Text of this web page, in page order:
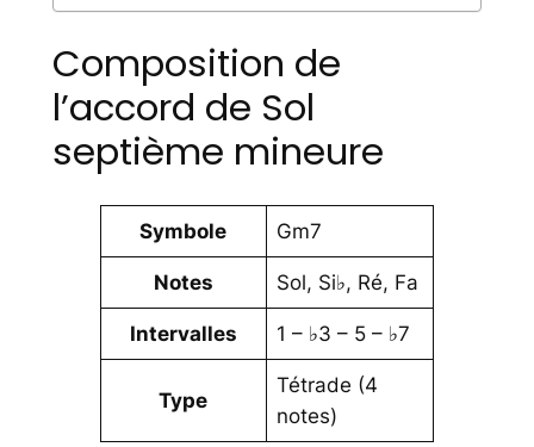
Composition de
l’accord de Sol
septième mineure
Symbole Gm7
Notes Sol, Si♭, Ré, Fa
Intervalles 1 – ♭3 – 5 – ♭7
Type
Tétrade (4
notes)